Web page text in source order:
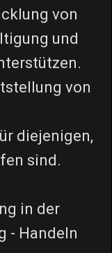
von
und
von
diejenigen,
sind.
in der
- Handeln